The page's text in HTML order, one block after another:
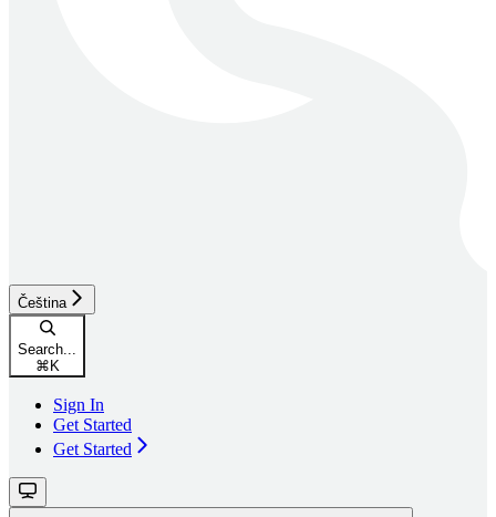
Čeština
Search...
⌘K
Sign In
Get Started
Get Started